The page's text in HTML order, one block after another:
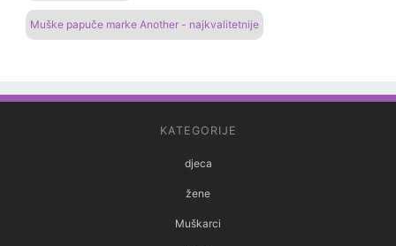
Muške papuče marke Another - najkvalitetnije
KATEGORIJE
djeca
žene
Muškarci